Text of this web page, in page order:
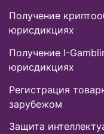
Получение
юрисдикциях
Получение I-
юрисдикциях
Регистрация
зарубежом
Защита